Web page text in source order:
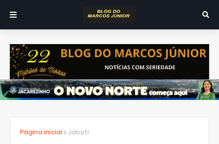
Página inicial Jaboti